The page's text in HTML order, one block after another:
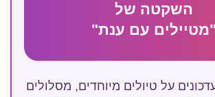
השקטה של
"מטיילים עם ענת"
על טיולים מיוחדים, מסלולים